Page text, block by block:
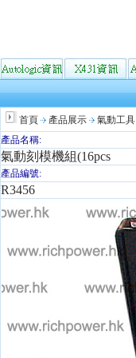
首頁 產品展示
氣動工具
產品名稱:
氣動刻模機組(16pcs
產品編號:
R3456